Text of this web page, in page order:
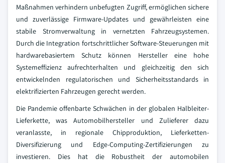
Maßnahmen verhindern unbefugten Zugriff, ermöglichen sichere
und zuverlässige Firmware-Updates und gewährleisten eine
stabile Stromverwaltung in vernetzten Fahrzeugsystemen.
Durch die Integration fortschrittlicher Software-Steuerungen mit
hardwarebasiertem Schutz können Hersteller eine hohe
Systemeffizienz aufrechterhalten und gleichzeitig den sich
entwickelnden regulatorischen und Sicherheitsstandards in
elektrifizierten Fahrzeugen gerecht werden.
Die Pandemie offenbarte Schwächen in der globalen Halbleiter-
Lieferkette, was Automobilhersteller und Zulieferer dazu
veranlasste, in regionale Chipproduktion, Lieferketten-
Diversifizierung und Edge-Computing-Zertifizierungen zu
investieren. Dies hat die Robustheit der automobilen